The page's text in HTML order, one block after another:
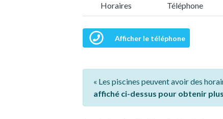
Horaires Téléphone
Afficher le téléphone
« Les piscines peuvent avoir des
affiché ci-dessus pour obtenir